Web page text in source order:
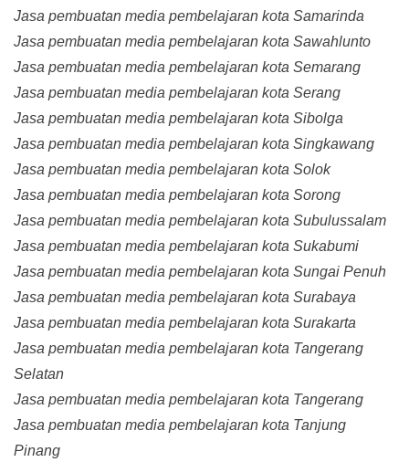
Jasa pembuatan media pembelajaran kota Samarinda
Jasa pembuatan media pembelajaran kota Sawahlunto
Jasa pembuatan media pembelajaran kota Semarang
Jasa pembuatan media pembelajaran kota Serang
Jasa pembuatan media pembelajaran kota Sibolga
Jasa pembuatan media pembelajaran kota Singkawang
Jasa pembuatan media pembelajaran kota Solok
Jasa pembuatan media pembelajaran kota Sorong
Jasa pembuatan media pembelajaran kota Subulussalam
Jasa pembuatan media pembelajaran kota Sukabumi
Jasa pembuatan media pembelajaran kota Sungai Penuh
Jasa pembuatan media pembelajaran kota Surabaya
Jasa pembuatan media pembelajaran kota Surakarta
Jasa pembuatan media pembelajaran kota Tangerang
Selatan
Jasa pembuatan media pembelajaran kota Tangerang
Jasa pembuatan media pembelajaran kota Tanjung
Pinang